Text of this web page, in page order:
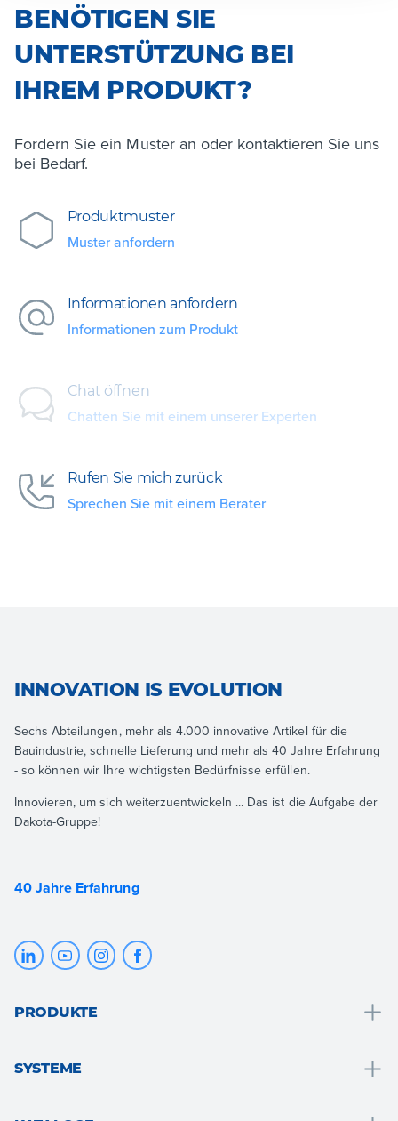
BENÖTIGEN SIE
UNTERSTÜTZUNG BEI
IHREM PRODUKT?
Fordern Sie ein Muster an oder kontaktieren Sie uns
bei Bedarf.
Produktmuster
Muster anfordern
Informationen anfordern
Informationen zum Produkt
Chat öffnen
Chatten Sie mit einem unserer Experten
Rufen Sie mich zurück
Sprechen Sie mit einem Berater
INNOVATION IS EVOLUTION
Sechs Abteilungen, mehr als 4.000 innovative Artikel für die
Bauindustrie, schnelle Lieferung und mehr als 40 Jahre Erfahrung
- so können wir Ihre wichtigsten Bedürfnisse erfüllen.
Innovieren, um sich weiterzuentwickeln ... Das ist die Aufgabe der
Dakota-Gruppe!
40 Jahre Erfahrung
PRODUKTE
SYSTEME